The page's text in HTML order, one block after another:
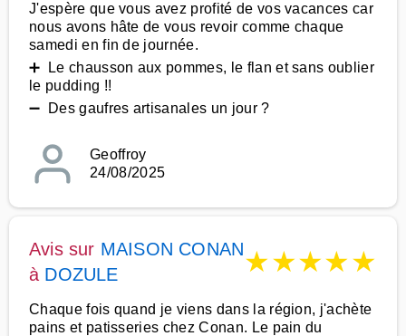
J'espère que vous avez profité de vos vacances car
nous avons hâte de vous revoir comme chaque
samedi en fin de journée.
➕ Le chausson aux pommes, le flan et sans oublier
le pudding !!
➖ Des gaufres artisanales un jour ?
Geoffroy
24/08/2025
Avis sur MAISON CONAN
à DOZULE ★★★★★
Chaque fois quand je viens dans la région, j'achète
pains et patisseries chez Conan. Le pain du